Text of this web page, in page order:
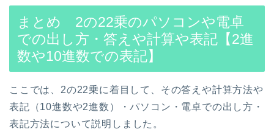
まとめ 2の22乗のパソコンや電卓
での出し方・答えや計算や表記【2進
数や10進数での表記】
ここでは、2の22乗に着目して、その答えや計算方法や
表記（10進数や2進数）・パソコン・電卓での出し方・
表記方法について説明しました。